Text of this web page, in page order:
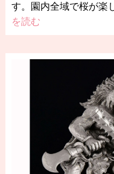
す。園内全域で桜が楽
を読む